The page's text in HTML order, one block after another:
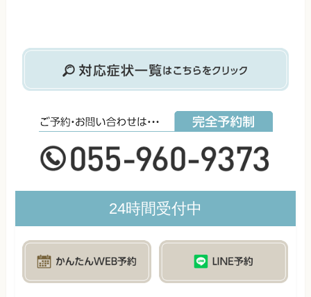
24時間受付中